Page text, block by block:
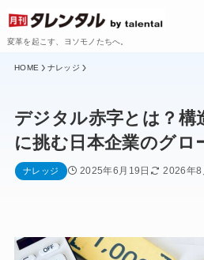
変革を起こす、ヨソモノたちへ。
ナレッジ
デジタル赤字とは？構
に挑む日本企業のグロ
ナレッジ 2025年6月19日 2026年8